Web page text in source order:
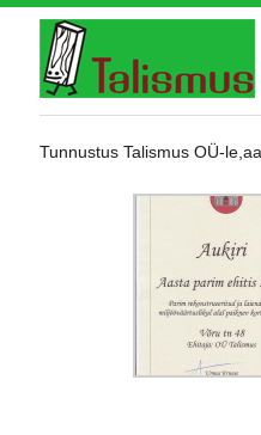
Tunnustus Talismus OÜ-